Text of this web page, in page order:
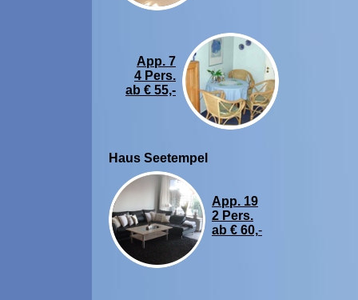
App. 7
4 Pers.
ab € 55,-
Haus Seetempel
App. 19
2 Pers.
ab € 60,-